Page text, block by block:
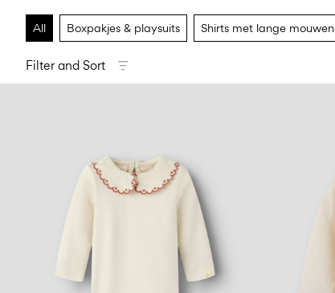
All Boxpakjes & playsuits Shirts met lange mouwen
Filter and Sort